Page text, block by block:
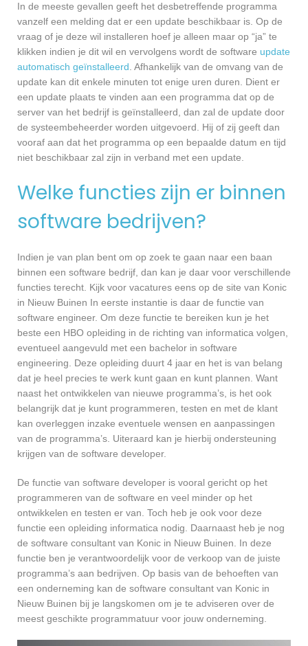
In de meeste gevallen geeft het desbetreffende programma
vanzelf een melding dat er een update beschikbaar is. Op de
vraag of je deze wil installeren hoef je alleen maar op “ja” te
klikken indien je dit wil en vervolgens wordt de software update
automatisch geïnstalleerd. Afhankelijk van de omvang van de
update kan dit enkele minuten tot enige uren duren. Dient er
een update plaats te vinden aan een programma dat op de
server van het bedrijf is geïnstalleerd, dan zal de update door
de systeembeheerder worden uitgevoerd. Hij of zij geeft dan
vooraf aan dat het programma op een bepaalde datum en tijd
niet beschikbaar zal zijn in verband met een update.
Welke functies zijn er binnen
software bedrijven?
Indien je van plan bent om op zoek te gaan naar een baan
binnen een software bedrijf, dan kan je daar voor verschillende
functies terecht. Kijk voor vacatures eens op de site van Konic
in Nieuw Buinen In eerste instantie is daar de functie van
software engineer. Om deze functie te bereiken kun je het
beste een HBO opleiding in de richting van informatica volgen,
eventueel aangevuld met een bachelor in software
engineering. Deze opleiding duurt 4 jaar en het is van belang
dat je heel precies te werk kunt gaan en kunt plannen. Want
naast het ontwikkelen van nieuwe programma’s, is het ook
belangrijk dat je kunt programmeren, testen en met de klant
kan overleggen inzake eventuele wensen en aanpassingen
van de programma’s. Uiteraard kan je hierbij ondersteuning
krijgen van de software developer.
De functie van software developer is vooral gericht op het
programmeren van de software en veel minder op het
ontwikkelen en testen er van. Toch heb je ook voor deze
functie een opleiding informatica nodig. Daarnaast heb je nog
de software consultant van Konic in Nieuw Buinen. In deze
functie ben je verantwoordelijk voor de verkoop van de juiste
programma’s aan bedrijven. Op basis van de behoeften van
een onderneming kan de software consultant van Konic in
Nieuw Buinen bij je langskomen om je te adviseren over de
meest geschikte programmatuur voor jouw onderneming.